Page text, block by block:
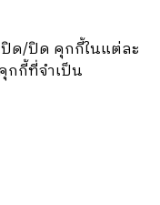
ด/ปิด คุกกี้ในแต่ละ
กกี้ที่จำเป็น